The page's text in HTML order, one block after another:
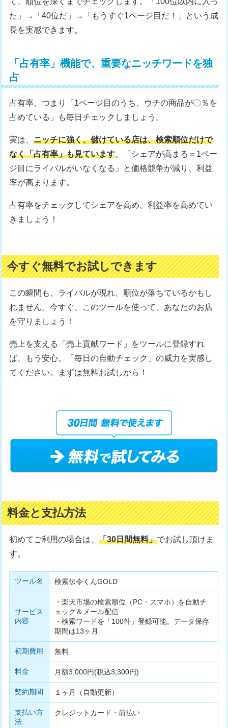
た」→「40位だ」→「もうすぐ1ページ目だ！」という成
長を実感できます。
「占有率」機能で、重要なニッチワードを独
占
占有率、つまり「1ページ目のうち、ウチの商品が〇％を
占めている」も毎日チェックしましょう。
実は、ニッチに強く、儲けている店は、検索順位だけで
なく「占有率」も見ています。「シェアが高まる＝1ペー
ジ目にライバルがいなくなる」と価格競争が減り、利益
率が高まります。
占有率をチェックしてシェアを高め、利益率を高めてい
きましょう！
今すぐ無料でお試しできます
この瞬間も、ライバルが現れ、順位が落ちているかもし
れません。今すぐ、このツールを使って、あなたのお店
を守りましょう！
売上を支える「売上貢献ワード」をツールに登録すれ
ば、もう安心。「毎日の自動チェック」の威力を実感し
てください。まずは無料お試しから！
料金と支払方法
初めてご利用の場合は、「30日間無料」でお試し頂けま
す。
ツール名 検索伝令くんGOLD
サービス
内容
・楽天市場の検索順位（PC・スマホ）を自動チ
ェック＆メール配信
・検索ワードを「100件」登録可能。データ保存
期間は13ヶ月
初期費用 無料
料金 月額3,000円(税込3,300円)
契約期間 １ヶ月（自動更新）
支払い方
法
クレジットカード・前払い